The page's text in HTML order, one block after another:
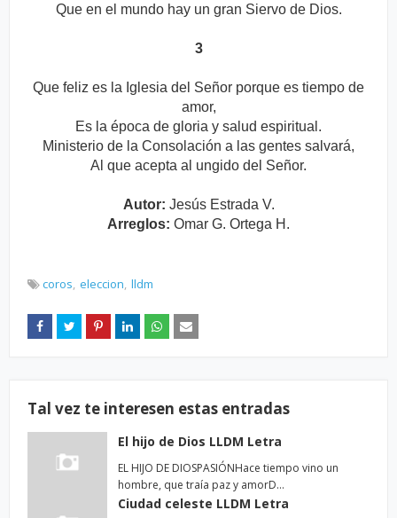
Que en el mundo hay un gran Siervo de Dios.
3
Que feliz es la Iglesia del Señor porque es tiempo de
amor,
Es la época de gloria y salud espiritual.
Ministerio de la Consolación a las gentes salvará,
Al que acepta al ungido del Señor.
Autor: Jesús Estrada V.
Arreglos: Omar G. Ortega H.
coros eleccion lldm
Tal vez te interesen estas entradas
El hijo de Dios LLDM Letra
EL HIJO DE DIOSPASIÓNHace tiempo vino un
hombre, que traía paz y amorD…
Ciudad celeste LLDM Letra